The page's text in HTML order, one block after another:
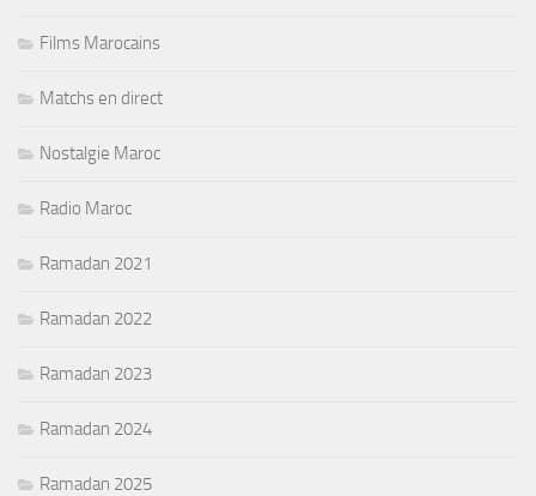
Films Marocains
Matchs en direct
Nostalgie Maroc
Radio Maroc
Ramadan 2021
Ramadan 2022
Ramadan 2023
Ramadan 2024
Ramadan 2025